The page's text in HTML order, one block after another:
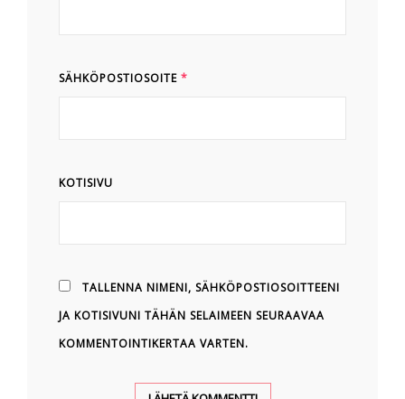
SÄHKÖPOSTIOSOITE *
KOTISIVU
TALLENNA NIMENI, SÄHKÖPOSTIOSOITTEENI
JA KOTISIVUNI TÄHÄN SELAIMEEN SEURAAVAA
KOMMENTOINTIKERTAA VARTEN.